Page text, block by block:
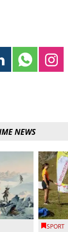
NEWS
SPORT